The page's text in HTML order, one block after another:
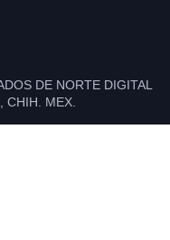
DE NORTE DIGITAL
CHIH. MEX.